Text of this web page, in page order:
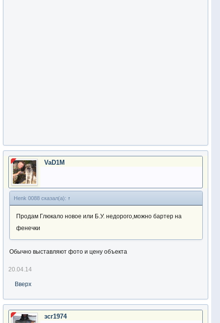
VaD1M
Henk 0088 сказал(а): ↑
Продам Глюкало новое или Б.У. недорого,можно бартер на
фенечки
Обычно выставляют фото и цену объекта
20.04.14
Вверх
зсг1974